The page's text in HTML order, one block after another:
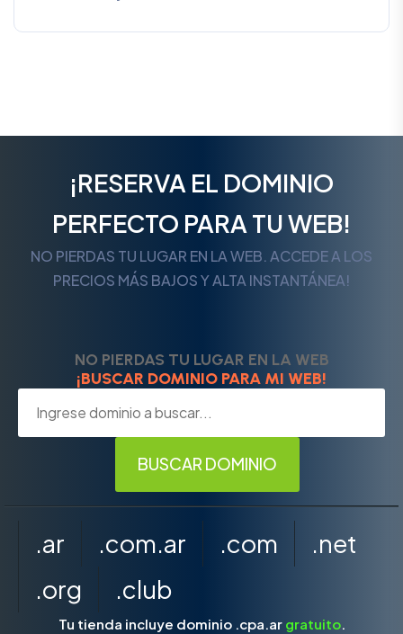
¡RESERVA EL DOMINIO
PERFECTO PARA TU WEB!
NO PIERDAS TU LUGAR EN LA WEB. ACCEDE A LOS
PRECIOS MÁS BAJOS Y ALTA INSTANTÁNEA!
NO PIERDAS TU LUGAR EN LA WEB
¡BUSCAR DOMINIO PARA MI WEB!
.ar .com.ar .com
.net
.org
.club
Tu tienda incluye dominio .cpa.ar gratuito.